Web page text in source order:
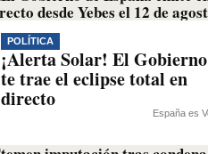
POLÍTICA
¡Alerta Solar! El Gobierno
te trae el eclipse total en
directo
España es